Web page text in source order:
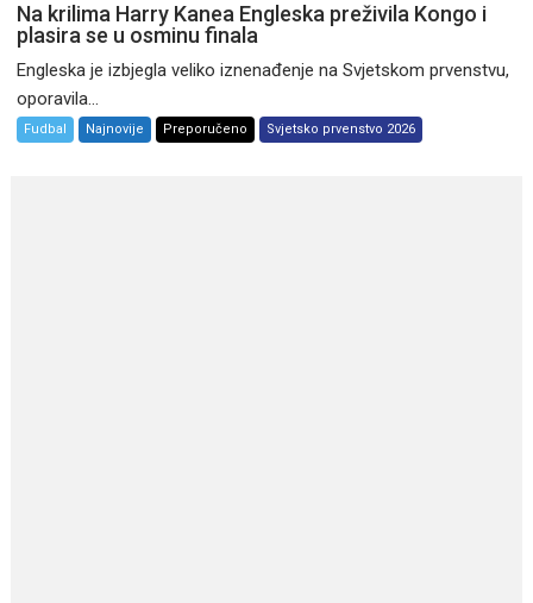
Na krilima Harry Kanea Engleska preživila Kongo i
plasira se u osminu finala
Engleska je izbjegla veliko iznenađenje na Svjetskom prvenstvu,
oporavila...
Fudbal Najnovije Preporučeno Svjetsko prvenstvo 2026